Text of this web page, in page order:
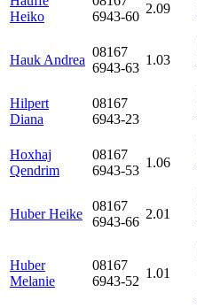
Heiko
6943-60
2.09
Hauk Andrea
08167
6943-63
1.03
Hilpert
Diana
08167
6943-23
Hoxhaj
Qendrim
08167
6943-53
1.06
Huber Heike
08167
6943-66
2.01
Huber
Melanie
08167
6943-52
1.01